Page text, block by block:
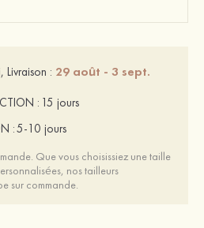
Livraison : 29 août - 3 sept.
: 15 jours
:5-10 jours
Que vous choisissiez une taille
nos tailleurs
sur commande.